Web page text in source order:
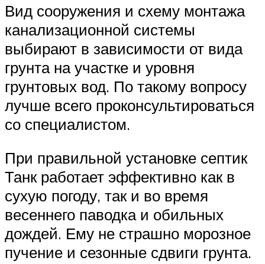
Вид сооружения и схему монтажа
канализационной системы
выбирают в зависимости от вида
грунта на участке и уровня
грунтовых вод. По такому вопросу
лучше всего проконсультироваться
со специалистом.
При правильной установке септик
Танк работает эффективно как в
сухую погоду, так и во время
весеннего паводка и обильных
дождей. Ему не страшно морозное
пучение и сезонные сдвиги грунта.